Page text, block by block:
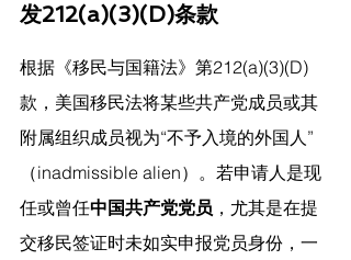
发212(a)(3)(D)条款
根据《移民与国籍法》第212(a)(3)(D)
款，美国移民法将某些共产党成员或其
附属组织成员视为“不予入境的外国人”
（inadmissible alien）。若申请人是现
任或曾任中国共产党党员 ，尤其是在提
交移民签证时未如实申报党员身份，一